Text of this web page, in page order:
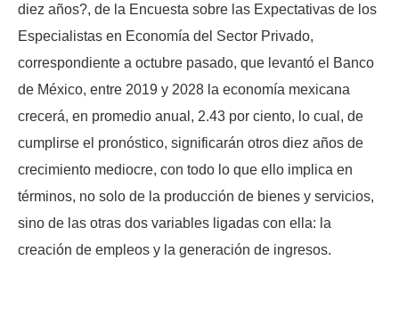
diez años?, de la Encuesta sobre las Expectativas de los
Especialistas en Economía del Sector Privado,
correspondiente a octubre pasado, que levantó el Banco
de México, entre 2019 y 2028 la economía mexicana
crecerá, en promedio anual, 2.43 por ciento, lo cual, de
cumplirse el pronóstico, significarán otros diez años de
crecimiento mediocre, con todo lo que ello implica en
términos, no solo de la producción de bienes y servicios,
sino de las otras dos variables ligadas con ella: la
creación de empleos y la generación de ingresos.